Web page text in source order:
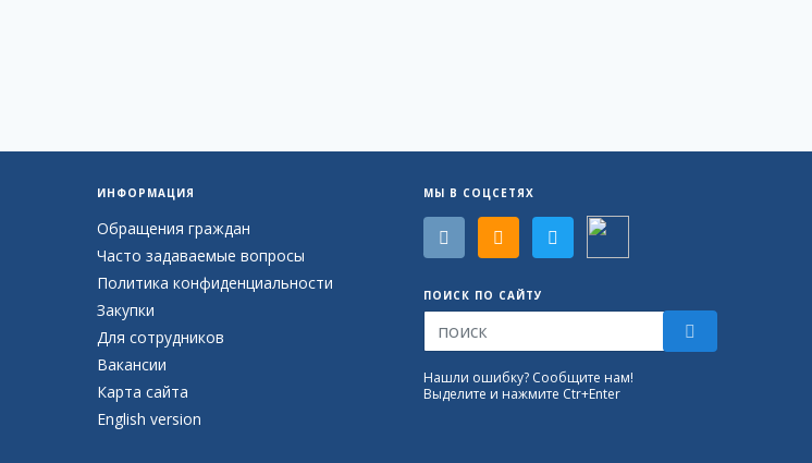
ИНФОРМАЦИЯ
Обращения граждан
Часто задаваемые вопросы
Политика конфиденциальности
Закупки
Для сотрудников
Вакансии
Карта сайта
English version
МЫ В СОЦСЕТЯХ
ПОИСК ПО САЙТУ
Нашли ошибку? Сообщите нам!
Выделите и нажмите Ctr+Enter